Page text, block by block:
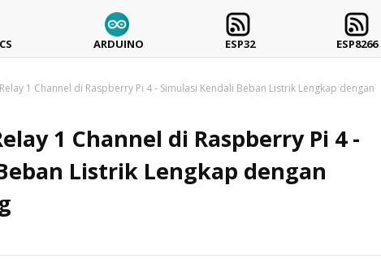
ARDUINO ESP32 ESP8266
1 Channel di Raspberry Pi 4 - Simulasi Kendali Beban Listrik Lengkap dengan
1 Channel di Raspberry Pi 4 -
Listrik Lengkap dengan